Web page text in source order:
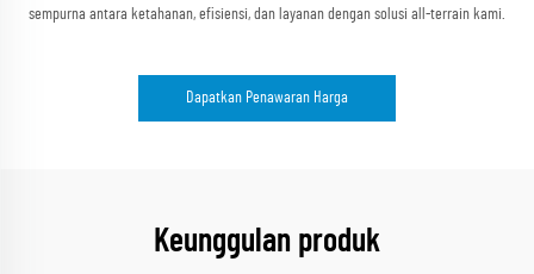
sempurna antara ketahanan, efisiensi, dan layanan dengan solusi all-terrain kami.
Dapatkan Penawaran Harga
Keunggulan produk